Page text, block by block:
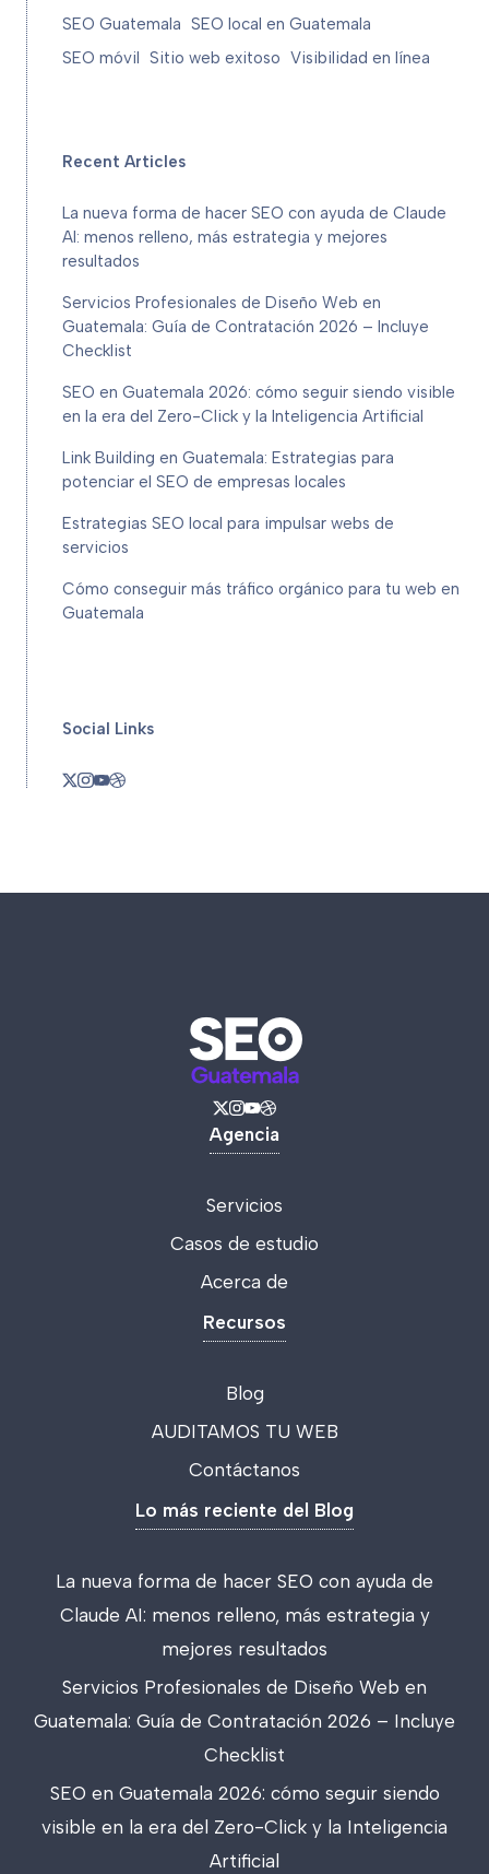
SEO Guatemala SEO local en Guatemala
SEO móvil Sitio web exitoso Visibilidad en línea
Recent Articles
La nueva forma de hacer SEO con ayuda de Claude
AI: menos relleno, más estrategia y mejores
resultados
Servicios Profesionales de Diseño Web en
Guatemala: Guía de Contratación 2026 – Incluye
Checklist
SEO en Guatemala 2026: cómo seguir siendo visible
en la era del Zero-Click y la Inteligencia Artificial
Link Building en Guatemala: Estrategias para
potenciar el SEO de empresas locales
Estrategias SEO local para impulsar webs de
servicios
Cómo conseguir más tráfico orgánico para tu web en
Guatemala
Social Links
Agencia
Servicios
Casos de estudio
Acerca de
Recursos
Blog
AUDITAMOS TU WEB
Contáctanos
Lo más reciente del Blog
La nueva forma de hacer SEO con ayuda de
Claude AI: menos relleno, más estrategia y
mejores resultados
Servicios Profesionales de Diseño Web en
Guatemala: Guía de Contratación 2026 – Incluye
Checklist
SEO en Guatemala 2026: cómo seguir siendo
visible en la era del Zero-Click y la Inteligencia
Artificial